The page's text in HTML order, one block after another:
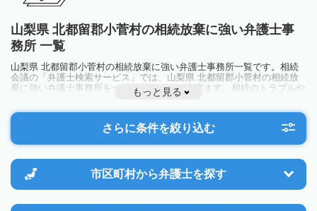
山梨県 北都留郡小菅村の相続放棄に強い弁護士事
務所 一覧
山梨県 北都留郡小菅村の相続放棄に強い弁護士事務所一覧です。相続
会議の「弁護士検索サービス」では、山梨県 北都留郡小菅村の相続放
棄に強い弁護士事務所を一覧で見ることが出来ます。相続のトラブルや
お悩みを抱えている方は一度近隣の弁護士に相談してみましょう。
もっと見る
さらに条件を絞り込む
市区町村から弁護士を探す